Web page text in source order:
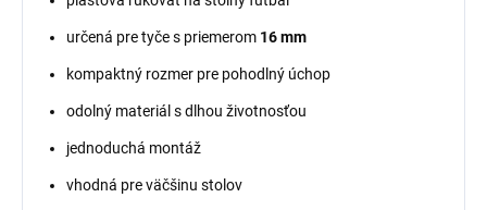
určená pre tyče s priemerom 16 mm
kompaktný rozmer pre pohodlný úchop
odolný materiál s dlhou životnosťou
jednoduchá montáž
vhodná pre väčšinu stolov